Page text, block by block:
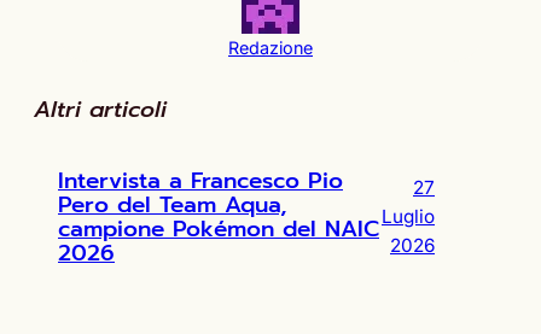
Redazione
Altri articoli
Intervista a Francesco Pio
Pero del Team Aqua,
campione Pokémon del NAIC
2026
27
Luglio
2026